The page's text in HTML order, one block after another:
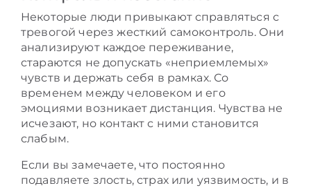
Некоторые люди привыкают справляться с
тревогой через жесткий самоконтроль. Они
анализируют каждое переживание,
стараются не допускать «неприемлемых»
чувств и держать себя в рамках. Со
временем между человеком и его
эмоциями возникает дистанция. Чувства не
исчезают, но контакт с ними становится
слабым.
Если вы замечаете, что постоянно
подавляете злость, страх или уязвимость, и в